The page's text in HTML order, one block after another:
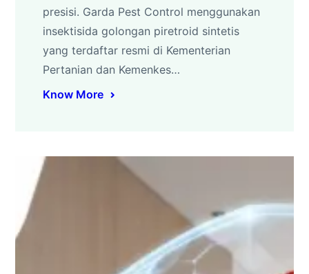
presisi. Garda Pest Control menggunakan
insektisida golongan piretroid sintetis
yang terdaftar resmi di Kementerian
Pertanian dan Kemenkes…
Know More